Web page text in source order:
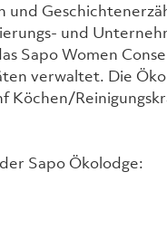
und
Sapo Women
verwaltet. Die
Köchen/
Sapo Ökolodge: